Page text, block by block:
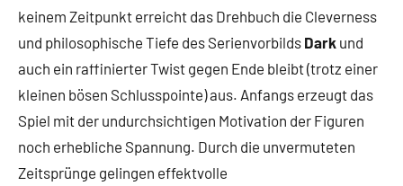
keinem Zeitpunkt erreicht das Drehbuch die Cleverness
und philosophische Tiefe des Serienvorbilds Dark und
auch ein raffinierter Twist gegen Ende bleibt (trotz einer
kleinen bösen Schlusspointe) aus. Anfangs erzeugt das
Spiel mit der undurchsichtigen Motivation der Figuren
noch erhebliche Spannung. Durch die unvermuteten
Zeitsprünge gelingen effektvolle